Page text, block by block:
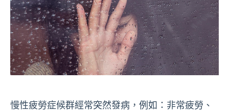
慢性疲勞症候群經常突然發病，例如：非常疲勞、